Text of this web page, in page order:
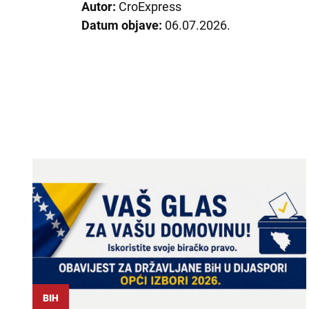
Autor: CroExpress
Datum objave: 06.07.2026.
BIH